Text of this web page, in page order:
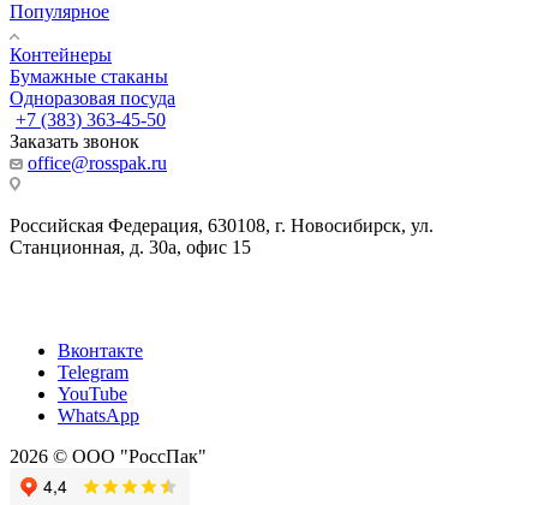
Популярное
Контейнеры
Бумажные стаканы
Одноразовая посуда
+7 (383) 363-45-50
Заказать звонок
office@rosspak.ru
Российская Федерация, 630108, г. Новосибирск, ул.
Станционная, д. 30а, офис 15
Вконтакте
Telegram
YouTube
WhatsApp
2026 © ООО "РоссПак"